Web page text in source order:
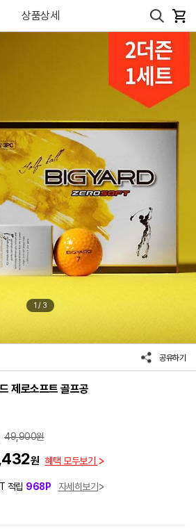
상품상세
1 / 3
공유하기
제로소프트 골프공
49,900원
원 혜택 모두보기
적립 968P
자세히보기